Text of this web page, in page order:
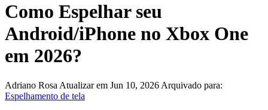
Como Espelhar seu
Android/iPhone no Xbox One
em 2026?
Adriano Rosa Atualizar em Jun 10, 2026 Arquivado para:
Espelhamento de tela